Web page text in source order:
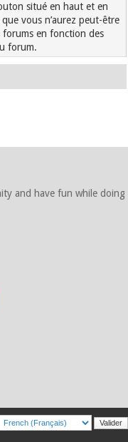
situé en haut et en
vous n’aurez peut-être
forums en fonction des
forum.
and have fun while doing